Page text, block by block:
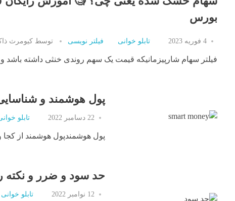
بورس
4 فوریه 2023 تابلو خوانی فیلتر نویسی توسط کیومرث
فیلتر سهام شارپیزمانیکه قیمت یک سهم روندی خنثی داشته باشد
پول هوشمند و شناسایی
22 دسامبر 2022 تابلو
پول هوشمندپول هوشمند از
حد سود و ضرر و نکته
12 نوامبر 2022 تابلو خوانی